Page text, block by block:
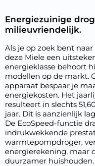
Energiezuinige
milieuvriendelijk.
Als je op zoek bent
deze Miele een
energieklasse behoort
modellen op de markt.
apparaat bespaar je
energiekosten. Het
resulteert in slechts
jaar. Dit is aanzienlijk
De EcoSpeed-functie
indrukwekkende
warmtepompdroger,
energierekening, maar
duurzamer huishouden.